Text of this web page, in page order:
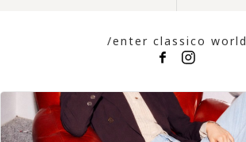
/enter classico world